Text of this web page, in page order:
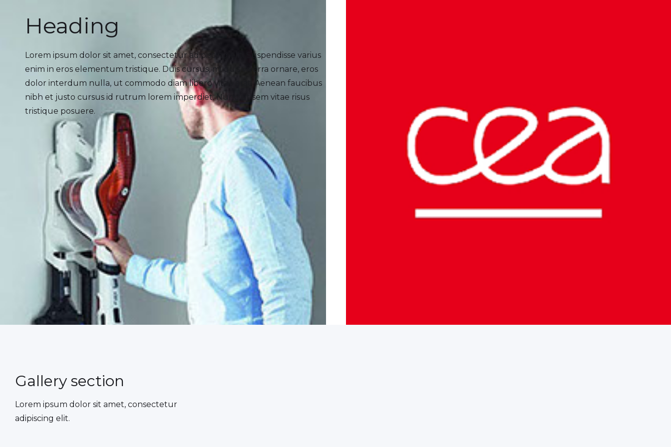
Heading
Lorem ipsum dolor sit amet, consectetur adipiscing elit. Suspendisse varius
enim in eros elementum tristique. Duis cursus, mi quis viverra ornare, eros
dolor interdum nulla, ut commodo diam libero vitae erat. Aenean faucibus
nibh et justo cursus id rutrum lorem imperdiet. Nunc ut sem vitae risus
tristique posuere.
Gallery section
Lorem ipsum dolor sit amet, consectetur
adipiscing elit.